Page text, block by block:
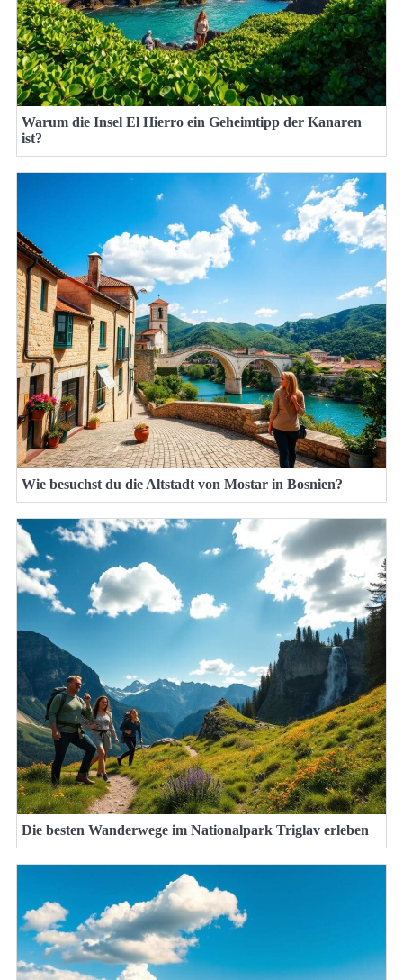
Warum die Insel El Hierro ein Geheimtipp der Kanaren
ist?
Wie besuchst du die Altstadt von Mostar in Bosnien?
Die besten Wanderwege im Nationalpark Triglav erleben